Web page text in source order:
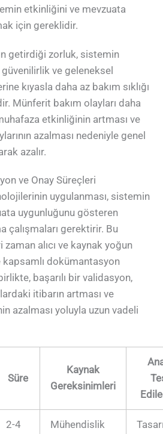
etkinliğini ve mevzuata
için gereklidir.
getirdiği zorluk, sistemin
ve geleneksel
kıyasla daha az bakım sıklığı
Münferit bakım olayları daha
etkinliğinin artması ve
azalması nedeniyle genel
azalır.
ve Onay Süreçleri
uygulanması, sistemin
uygunluğunu gösteren
çalışmaları gerektirir. Bu
alıcı ve kaynak yoğun
kapsamlı dokümantasyon
başarılı bir validasyon,
itibarın artması ve
azalması yoluyla uzun vadeli
Süre
Kaynak
Gereksinimleri
2-4
Mühendislik